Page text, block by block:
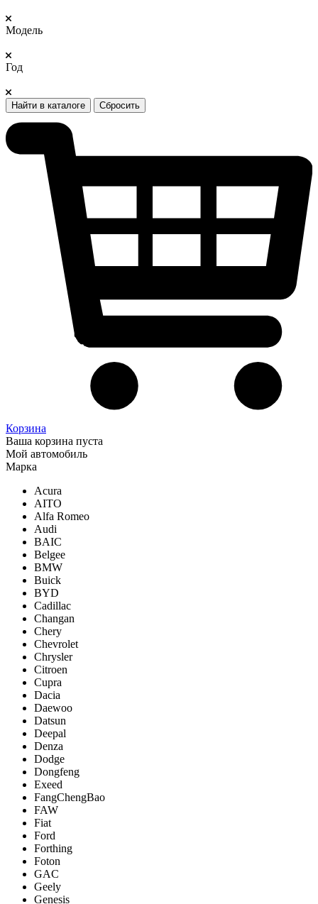
Модель
Год
Найти в каталоге Сбросить
Корзина
Ваша корзина пуста
Мой автомобиль
Марка
Acura
AITO
Alfa Romeo
Audi
BAIC
Belgee
BMW
Buick
BYD
Cadillac
Changan
Chery
Chevrolet
Chrysler
Citroen
Cupra
Dacia
Daewoo
Datsun
Deepal
Denza
Dodge
Dongfeng
Exeed
FangChengBao
FAW
Fiat
Ford
Forthing
Foton
GAC
Geely
Genesis